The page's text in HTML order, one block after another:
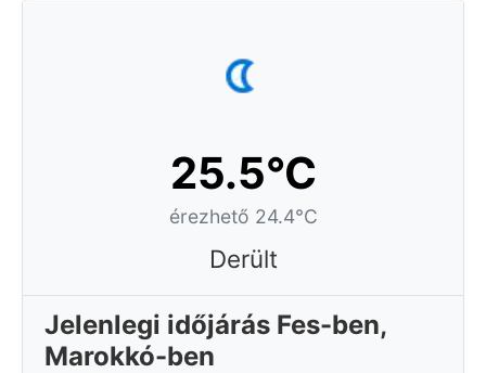
25.5°C
érezhető 24.4°C
Derült
Jelenlegi időjárás Fes-ben,
Marokkó-ben